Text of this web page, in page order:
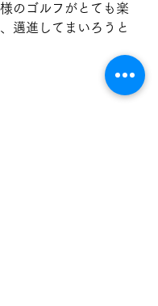
のゴルフがとても楽
邁進してまいろうと